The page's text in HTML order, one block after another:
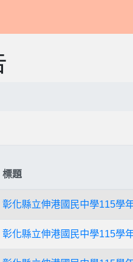
標題
彰化縣立伸港國民中學115學
彰化縣立伸港國民中學115學